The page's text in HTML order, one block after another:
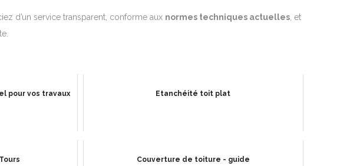
d’un service transparent, conforme aux normes techniques actuelles , et
pour vos travaux
Etanchéité toit plat
Couverture de toiture - guide